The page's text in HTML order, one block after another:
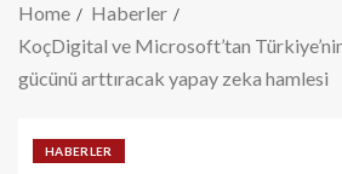
Home
Haberler
KoçDigital ve Microsoft’tan
gücünü arttıracak yapay zeka hamlesi
HABERLER